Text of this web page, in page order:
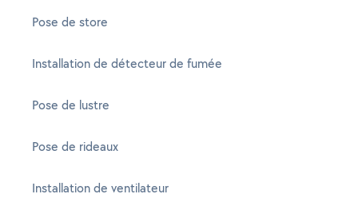
Pose de store
Installation de détecteur de fumée
Pose de lustre
Pose de rideaux
Installation de ventilateur